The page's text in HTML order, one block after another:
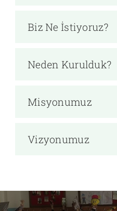
Biz Ne İstiyoruz?
Neden Kurulduk?
Misyonumuz
Vizyonumuz